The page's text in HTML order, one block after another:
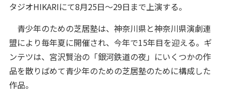
タジオHIKARIにて8月25日～29日まで上演する。
青少年のための芝居塾は、神奈川県と神奈川県演劇連
盟により毎年夏に開催され、今年で15年目を迎える。ギ
ンテツは、宮沢賢治の「銀河鉄道の夜」にいくつかの作
品を散りばめて青少年のための芝居塾のために構成した
作品。